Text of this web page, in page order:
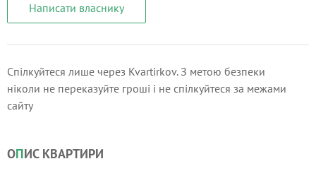
Написати власнику
Спілкуйтеся лише через Kvartirkov. З метою безпеки
ніколи не переказуйте гроші і не спілкуйтеся за межами
сайту
ОПИС КВАРТИРИ